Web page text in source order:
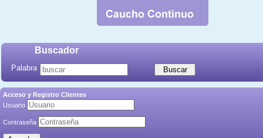
Buscador
Palabra
Acceso y Registro Clientes
Usuario
Contraseña